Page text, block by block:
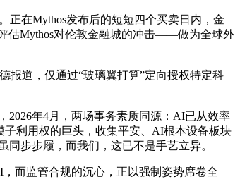
在Mythos发布后的短短四个买卖日内，金
估Mythos对伦敦金融城的冲击——做为全球外
道，仅通过“玻璃翼打算”定向授权特定科
年4月，两场事务素质同源：AI已从效率
子利用权的巨头，收集平安、AI根本设备板块
步步履，而我们，这已不是手艺立异。
而监管合规的沉心，正以强制姿势席卷全